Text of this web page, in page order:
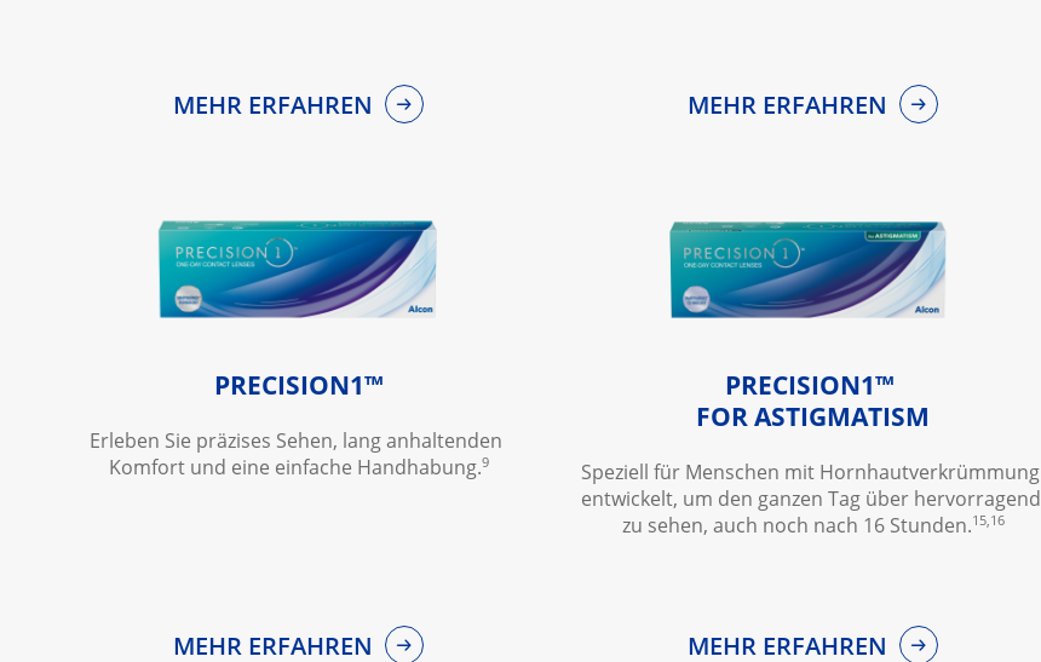
MEHR ERFAHREN MEHR ERFAHREN
PRECISION1™
Erleben Sie präzises Sehen, lang anhaltenden
Komfort und eine einfache Handhabung.9
MEHR ERFAHREN
PRECISION1™
FOR ASTIGMATISM
Speziell für Menschen mit Hornhautverkrümmung
entwickelt, um den ganzen Tag über hervorragend
zu sehen, auch noch nach 16 Stunden.15,16
MEHR ERFAHREN